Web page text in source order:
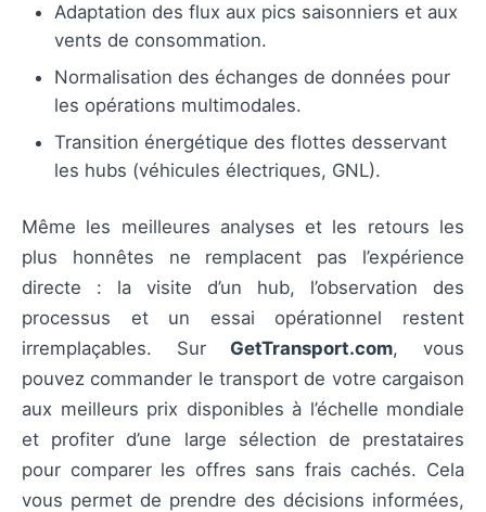
Adaptation des flux aux pics saisonniers et aux
vents de consommation.
Normalisation des échanges de données pour
les opérations multimodales.
Transition énergétique des flottes desservant
les hubs (véhicules électriques, GNL).
Même les meilleures analyses et les retours les
plus honnêtes ne remplacent pas l’expérience
directe : la visite d’un hub, l’observation des
processus et un essai opérationnel restent
irremplaçables. Sur GetTransport.com, vous
pouvez commander le transport de votre cargaison
aux meilleurs prix disponibles à l’échelle mondiale
et profiter d’une large sélection de prestataires
pour comparer les offres sans frais cachés. Cela
vous permet de prendre des décisions informées,